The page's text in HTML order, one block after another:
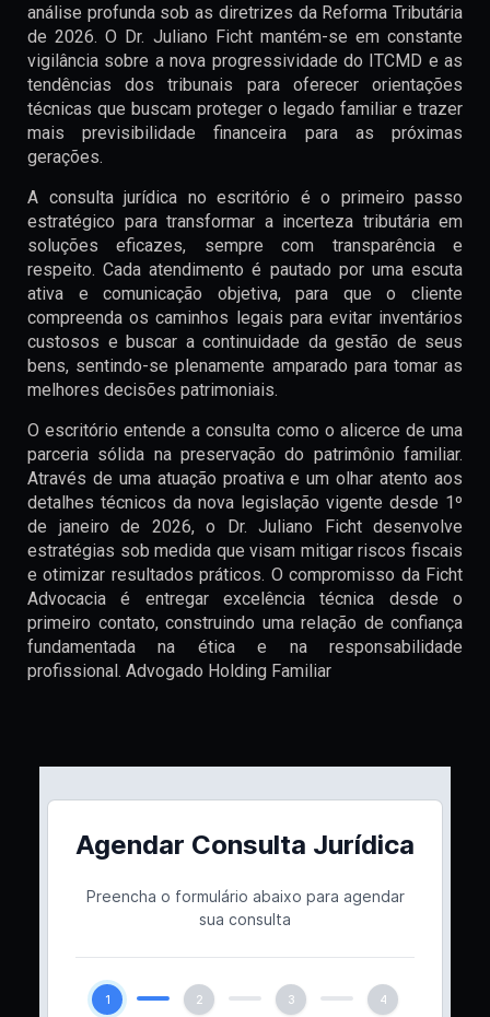
análise profunda sob as diretrizes da Reforma Tributária
de 2026. O Dr. Juliano Ficht mantém-se em constante
vigilância sobre a nova progressividade do ITCMD e as
tendências dos tribunais para oferecer orientações
técnicas que buscam proteger o legado familiar e trazer
mais previsibilidade financeira para as próximas
gerações.
A consulta jurídica no escritório é o primeiro passo
estratégico para transformar a incerteza tributária em
soluções eficazes, sempre com transparência e
respeito. Cada atendimento é pautado por uma escuta
ativa e comunicação objetiva, para que o cliente
compreenda os caminhos legais para evitar inventários
custosos e buscar a continuidade da gestão de seus
bens, sentindo-se plenamente amparado para tomar as
melhores decisões patrimoniais.
O escritório entende a consulta como o alicerce de uma
parceria sólida na preservação do patrimônio familiar.
Através de uma atuação proativa e um olhar atento aos
detalhes técnicos da nova legislação vigente desde 1º
de janeiro de 2026, o Dr. Juliano Ficht desenvolve
estratégias sob medida que visam mitigar riscos fiscais
e otimizar resultados práticos. O compromisso da Ficht
Advocacia é entregar excelência técnica desde o
primeiro contato, construindo uma relação de confiança
fundamentada na ética e na responsabilidade
profissional. Advogado Holding Familiar